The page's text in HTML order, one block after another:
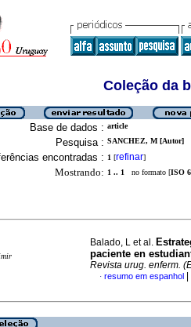
Coleção da
Base de dados : article
Pesquisa : SANCHEZ, M [Autor]
encontradas : 1 [refinar]
Mostrando: 1 .. 1 no formato [ISO
Balado, L et al.
paciente en
Revista urug. enferm.
· resumo em espanhol